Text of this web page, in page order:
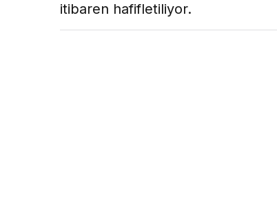
itibaren hafifletiliyor.